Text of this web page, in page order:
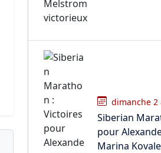
dimanche 2
Siberian
pour
Marina